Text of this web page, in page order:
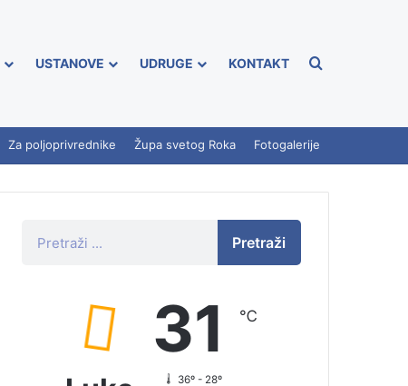
USTANOVE UDRUGE KONTAKT
Za poljoprivrednike Župa svetog Roka Fotogalerije
Pretraži
31 ℃
36º - 28º